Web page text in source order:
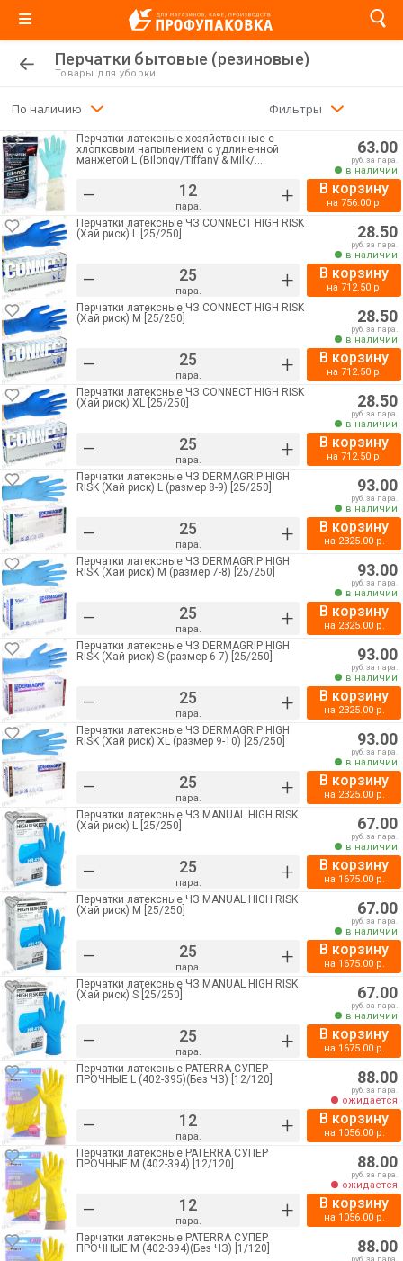
Перчатки бытовые (резиновые)
Товары для уборки
По наличию Фильтры
Перчатки латексные хозяйственные с
хлопковым напылением с удлиненной
манжетой L (Bilongy/Tiffany & Milk/
– пара. +
63.00
руб. за пара.
в наличии
В корзину
на 756.00р.
Перчатки латексные ЧЗ CONNECT HIGH RISK
(Хай риск) L [25/250]
– пара. +
28.50
руб. за пара.
в наличии
В корзину
на 712.50р.
Перчатки латексные ЧЗ CONNECT HIGH RISK
(Хай риск) M [25/250]
– пара. +
28.50
руб. за пара.
в наличии
В корзину
на 712.50р.
Перчатки латексные ЧЗ CONNECT HIGH RISK
(Хай риск) XL [25/250]
– пара. +
28.50
руб. за пара.
в наличии
В корзину
на 712.50р.
Перчатки латексные ЧЗ DERMAGRIP HIGH
RISK (Хай риск) L (размер 8-9) [25/250]
– пара. +
93.00
руб. за пара.
в наличии
В корзину
на 2325.00р.
Перчатки латексные ЧЗ DERMAGRIP HIGH
RISK (Хай риск) M (размер 7-8) [25/250]
– пара. +
93.00
руб. за пара.
в наличии
В корзину
на 2325.00р.
Перчатки латексные ЧЗ DERMAGRIP HIGH
RISK (Хай риск) S (размер 6-7) [25/250]
– пара. +
93.00
руб. за пара.
в наличии
В корзину
на 2325.00р.
Перчатки латексные ЧЗ DERMAGRIP HIGH
RISK (Хай риск) XL (размер 9-10) [25/250]
– пара. +
93.00
руб. за пара.
в наличии
В корзину
на 2325.00р.
Перчатки латексные ЧЗ MANUAL HIGH RISK
(Хай риск) L [25/250]
– пара. +
67.00
руб. за пара.
в наличии
В корзину
на 1675.00р.
Перчатки латексные ЧЗ MANUAL HIGH RISK
(Хай риск) M [25/250]
– пара. +
67.00
руб. за пара.
в наличии
В корзину
на 1675.00р.
Перчатки латексные ЧЗ MANUAL HIGH RISK
(Хай риск) S [25/250]
– пара. +
67.00
руб. за пара.
в наличии
В корзину
на 1675.00р.
Перчатки латексные PATERRA СУПЕР
ПРОЧНЫЕ L (402-395)(Без ЧЗ) [12/120]
– пара. +
88.00
руб. за пара.
ожидается
В корзину
на 1056.00р.
Перчатки латексные PATERRA СУПЕР
ПРОЧНЫЕ M (402-394) [12/120]
– пара. +
88.00
руб. за пара.
ожидается
В корзину
на 1056.00р.
Перчатки латексные PATERRA СУПЕР
ПРОЧНЫЕ M (402-394)(Без ЧЗ) [1/120]
88.00
руб. за пара.